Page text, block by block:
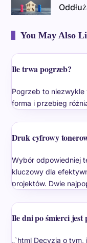
You May Also
Ile trwa pogrzeb?
Pogrzeb to niezwykle
forma i przebieg
Druk cyfrowy
Wybór odpowiedniej
kluczowy dla
projektów. Dwie
Ile dni po śmierci jest
„`html Decyzja o